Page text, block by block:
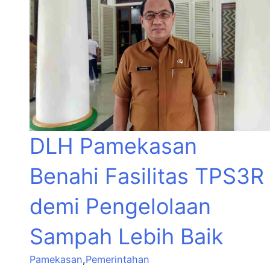
DLH Pamekasan
Benahi Fasilitas TPS3R
demi Pengelolaan
Sampah Lebih Baik
Pamekasan,Pemerintahan